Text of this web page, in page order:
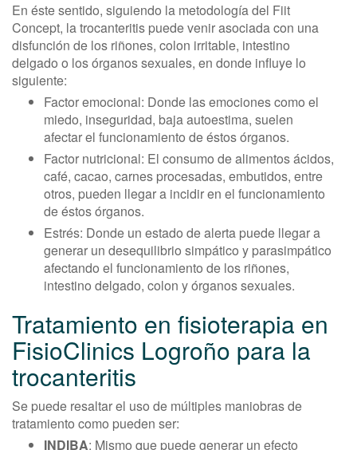
En éste sentido, siguiendo la metodología del Fiit
Concept, la trocanteritis puede venir asociada con una
disfunción de los riñones, colon irritable, intestino
delgado o los órganos sexuales, en donde influye lo
siguiente:
Factor emocional: Donde las emociones como el
miedo, inseguridad, baja autoestima, suelen
afectar el funcionamiento de éstos órganos.
Factor nutricional: El consumo de alimentos ácidos,
café, cacao, carnes procesadas, embutidos, entre
otros, pueden llegar a incidir en el funcionamiento
de éstos órganos.
Estrés: Donde un estado de alerta puede llegar a
generar un desequilibrio simpático y parasimpático
afectando el funcionamiento de los riñones,
intestino delgado, colon y órganos sexuales.
Tratamiento en fisioterapia en
FisioClinics Logroño para la
trocanteritis
Se puede resaltar el uso de múltiples maniobras de
tratamiento como pueden ser:
INDIBA: Mismo que puede generar un efecto